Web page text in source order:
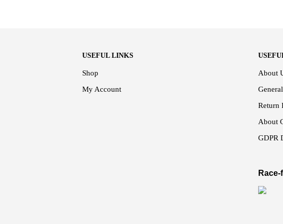
USEFUL LINKS
Shop
My Account
About
Return
About
GDPR